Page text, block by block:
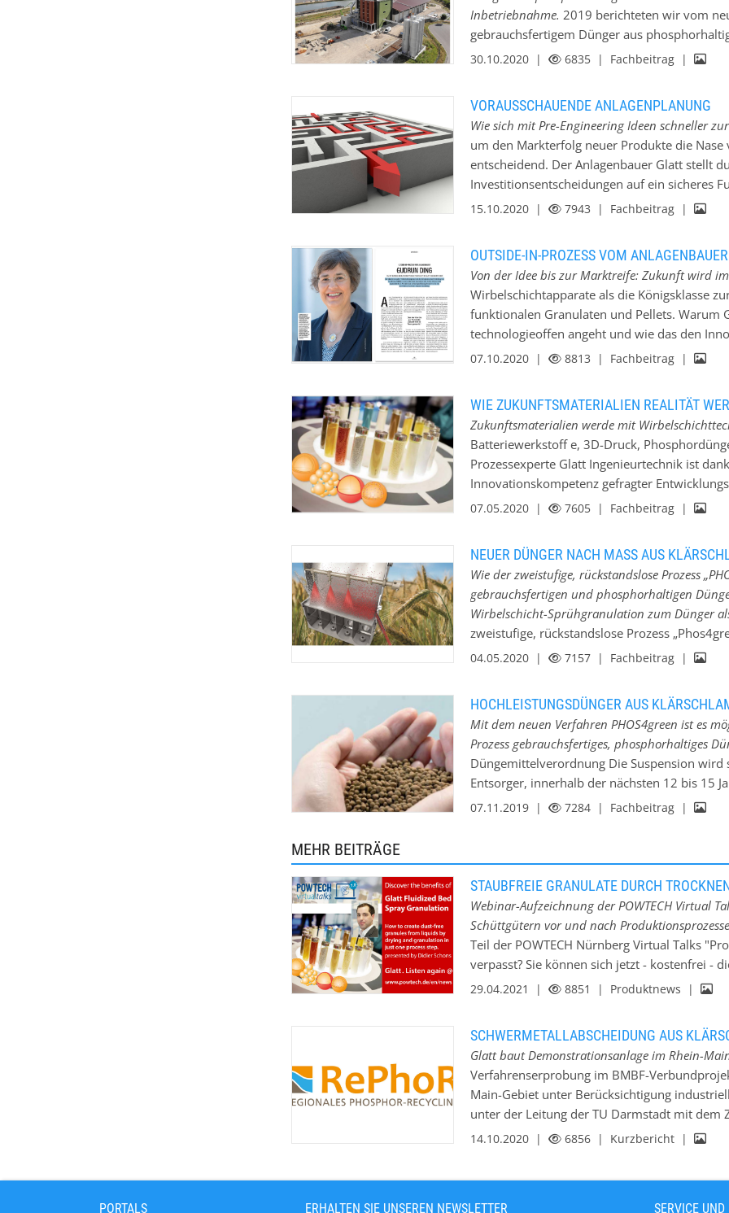
ebenfalls die zertifizierte Lohnherstellung für
Inbetriebnahme. 2019 berichteten wir vom
gebrauchsfertigem Dünger aus
Anlage vor der Inbetriebnahme und das
der Niederländischen Nährstoff Plattform
Technologienkatalog veröffentlicht, der
Technologienkatalog stellt auch das von
entwickelte PHOS4green-Verfahren vor Erste
Ende 2020 nimmt der Entwicklungspartner
Anhalt, den Betrieb einer PHOS4green-
30.10.2020 | 6835 | Fachbeitrag |
VORAUSSCHAUENDE ANLAGENPLANUNG
Wie sich mit Pre-Engineering Ideen schneller
um den Markterfolg neuer Produkte die
entscheidend. Der Anlagenbauer Glatt stellt
Investitionsentscheidungen auf ein sicheres
vorzuziehen. Die Vorbereitung von
Betriebsabläufe einschätzen und die
Realistische Daten und Fakten
und mitunter auch das Know-how der mit
zu vage Annahmen und Schätzungen führen
Potenziale nicht gehoben werden. Die
eindringlich, wie kostspielig und
15.10.2020 | 7943 | Fachbeitrag |
OUTSIDE-IN-PROZESS VOM ANLAGENBAUER
Von der Idee bis zur Marktreife: Zukunft wird
Wirbelschichtapparate als die Königsklasse
funktionalen Granulaten und Pellets. Warum
technologieoffen angeht und wie das den
das Wunschprodukt heranzukommen ist
gilt für viele Aktivstoffe: Synthetisiert,
der Flüssigphase in eine partikuläre Form
ihre Wirkung entfalten zu können. Die
in der Pharmaindustrie, wo Glatt Marktführer
und Verarbeitung von Pulvern ist, hat längst
07.10.2020 | 8813 | Fachbeitrag |
WIE ZUKUNFTSMATERIALIEN REALITÄT
Zukunftsmaterialien werde mit
Batteriewerkstoff e, 3D-Druck,
Prozessexperte Glatt Ingenieurtechnik ist
Innovationskompetenz gefragter
Forschungssektor. Das Technologiezentrum
man tüftelt an der Formulierung für
Carbon-Pellets. Bereits seit den 1960er
Pharma-, Lebens- und Futtermittelindustrie
kontinuierlicher Wirbelschicht- und
sauerstoffsensitive Substanzen unter inerten
Eigenschaftsprofilen optimiert…
07.05.2020 | 7605 | Fachbeitrag |
NEUER DÜNGER NACH MASS AUS
Wie der zweistufige, rückstandslose Prozess
gebrauchsfertigen und phosphorhaltigen
Wirbelschicht-Sprühgranulation zum Dünger
zweistufige, rückstandslose Prozess
und phosphorhaltigen Dünger macht. Die
Dünge- und der Klärschlammverordnung ist
Monoverbrennung zugeführt werden.
der Klärschlammasche erfolgen. Bekannte
häufig große Mengen Abfall oder erfordern
Verfahren „Phos4green“ von Glatt verbindet
neuen Dünger und führt zu vertriebsfähigen
04.05.2020 | 7157 | Fachbeitrag |
HOCHLEISTUNGSDÜNGER AUS
Mit dem neuen Verfahren PHOS4green ist es
Prozess gebrauchsfertiges, phosphorhaltiges
Düngemittelverordnung Die Suspension wird
Entsorger, innerhalb der nächsten 12 bis 15
etablieren. Bisherige Verfahren zur
eingehalten werden. Das neue Verfahren von
Phosphorkreislauf zu schließen, indem es
neuen Dünger verbindet und zu direkt
einem Industriepartner hat Glatt, der
hocheffizientes Verfahren entwickelt, das –
PHOS4green setzt im ersten Schritt
07.11.2019 | 7284 | Fachbeitrag |
MEHR BEITRÄGE
STAUBFREIE GRANULATE DURCH
Webinar-Aufzeichnung der POWTECH Virtual
Schüttgütern vor und nach
Teil der POWTECH Nürnberg Virtual Talks
verpasst? Sie können sich jetzt - kostenfrei -
Diskussion von Didier Schons zum Thema
Schritt granuliert, beschichtet, verkapselt,
Sie mehr über intelligentes Partikeldesign zur
und Granulaten mit einstellbaren
Partikelgröße und Partikelgrößenverteilung,
Schüttdichte, Homogenität, Hygroskopizität,
Löslichkeit, Haltbarkeit,…
29.04.2021 | 8851 | Produktnews |
SCHWERMETALLABSCHEIDUNG AUS
Glatt baut Demonstrationsanlage im Rhein-
Verfahrenserprobung im BMBF-
Main-Gebiet unter Berücksichtigung
unter der Leitung der TU Darmstadt mit dem
Phosphorrückgewinnung für die
14.10.2020 | 6856 | Kurzbericht |
PORTALS ERHALTEN SIE UNSEREN NEWSLETTER SERVICE